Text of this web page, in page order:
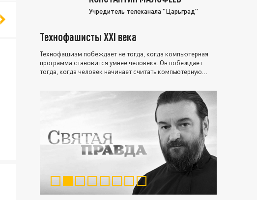
Учредитель телеканала "Царьград"
Технофашисты XXI века
Технофашизм побеждает не тогда, когда компьютерная
программа становится умнее человека. Он побеждает
тогда, когда человек начинает считать компьютерную